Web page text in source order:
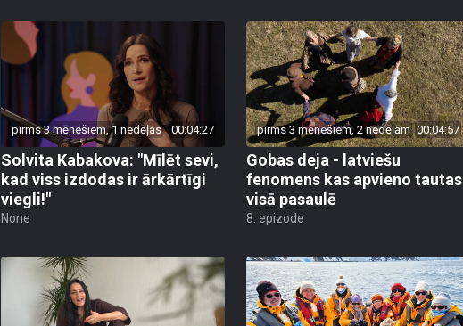
pirms 3 mēnešiem, 1 nedēļas 00:04:27
Solvita Kabakova: "Mīlēt sevi,
kad viss izdodas ir ārkārtīgi
viegli!"
None
pirms 3 mēnešiem, 2 nedēļām 00:04:57
Gobas deja - latviešu
fenomens kas apvieno tautas
visā pasaulē
8. epizode